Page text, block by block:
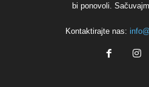
bi ponovoli.
Kontaktirajte nas: